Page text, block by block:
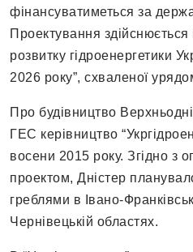
фінансуватиметься за
Проектування здійснюється
розвитку гідроенергетики
2026 року”, схваленої
Про будівництво
ГЕС керівництво
восени 2015 року. Згідно з
проектом, Дністер
греблями в Івано-
Чернівецькій областях.